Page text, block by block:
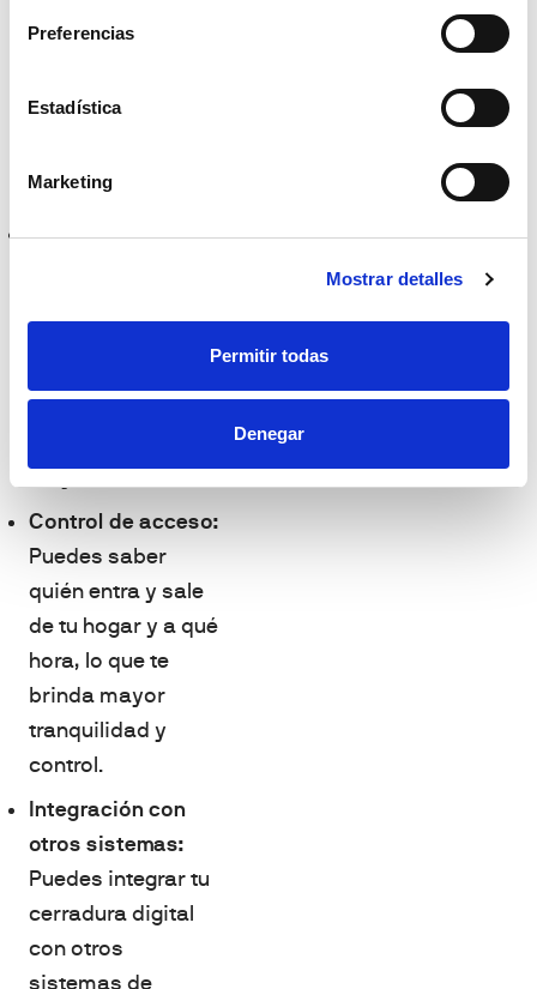
Preferencias
Estadística
Marketing
Mostrar detalles
Permitir todas
Denegar
que aumenta la
hogar.
Mayor comodidad:
permiten entrar y
mayor facilidad.
Control de acceso:
Puedes saber
quién entra y sale
de tu hogar y a qué
hora, lo que te
brinda mayor
tranquilidad y
control.
Integración con
otros sistemas:
Puedes integrar tu
cerradura digital
con otros
sistemas de